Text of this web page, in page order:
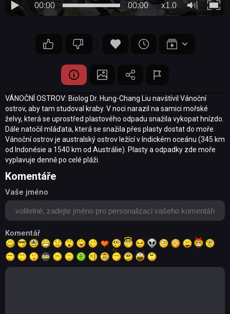
00:00 x1.0
00:00
VÁNOČNÍ OSTROV: Biolog Dr. Hung-Chang Liu navštívil Vánoční
ostrov, aby tam studoval kraby. V noci narazil na samici mořské
želvy, která se uprostřed plastového odpadu snažila vykopat hnízdo.
Dále natočil mláďata, která se snažila přes plasty dostat do moře.
Vánoční ostrov je australský ostrov ležící v Indickém oceánu (345 km
od Indonésie a 1540 km od Austrálie). Plasty a odpadky zde moře
vyplavuje denně po celé pláži.
Komentáře
Vaše jméno
Komentář